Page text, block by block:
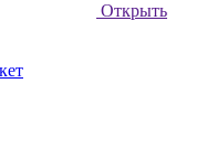
Открыть